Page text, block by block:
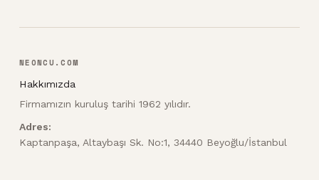
NEONCU.COM
Hakkımızda
Firmamızın kuruluş tarihi 1962 yılıdır.
Adres:
Kaptanpaşa, Altaybaşı Sk. No:1, 34440 Beyoğlu/İstanbul